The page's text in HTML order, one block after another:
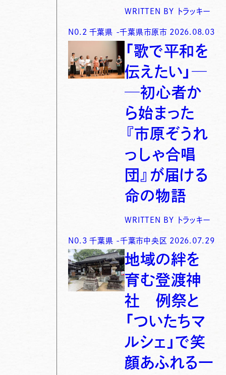
WRITTEN BY トラッキー
N0. 2 千葉県 -千葉県市原市 2026.08.03
「歌で平和を
伝えたい」─
─初心者か
ら始まった
『市原ぞうれ
っしゃ合唱
団』が届ける
命の物語
WRITTEN BY トラッキー
N0. 3 千葉県 -千葉市中央区 2026.07.29
地域の絆を
育む登渡神
社 例祭と
「ついたちマ
ルシェ」で笑
顔あふれる一